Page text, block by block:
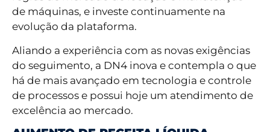
de máquinas, e investe continuamente na
evolução da plataforma.
Aliando a experiência com as novas exigências
do seguimento, a DN4 inova e contempla o que
há de mais avançado em tecnologia e controle
de processos e possui hoje um atendimento de
excelência ao mercado.